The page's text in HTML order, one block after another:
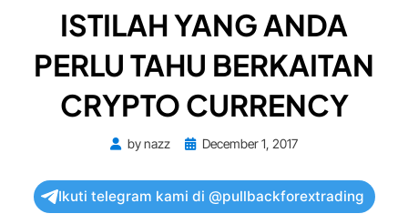
ISTILAH YANG ANDA
PERLU TAHU BERKAITAN
CRYPTO CURRENCY
bynazz
PostedDecember 1, 2017
Ikuti telegram kami di @pullbackforextrading